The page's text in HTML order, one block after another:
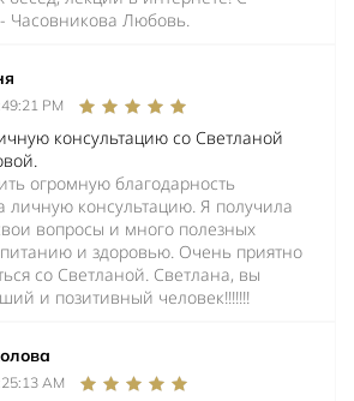
Часовникова Любовь.
PM
консультацию со Светланой
огромную благодарность
личную консультацию. Я получила
вопросы и много полезных
питанию и здоровью. Очень приятно
со Светланой. Светлана, вы
и позитивный человек!!!!!!!
AM